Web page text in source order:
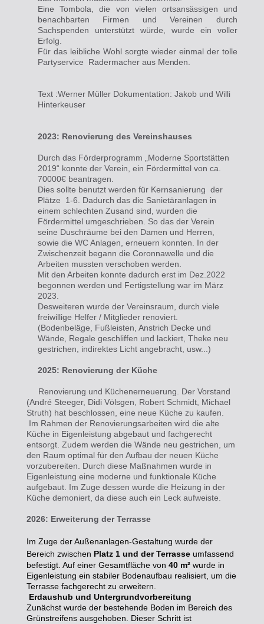
Eine Tombola, die von vielen ortsansässigen und
benachbarten Firmen und Vereinen durch
Sachspenden unterstützt würde, wurde einvoller
Erfolg.
Für das leibliche Wohl sorgte wieder einmal der tolle
Partyservice Radermacher aus Menden.
Text :Werner Müller Dokumentation: Jakob und Willi
Hinterkeuser
2023: Renovierung des Vereinshauses
Durch das Förderprogramm „Moderne Sportstätten
2019“ konnte der Verein, ein Fördermittel von ca.
70000€ beantragen.
Dies sollte benutzt werden für Kernsanierung der
Plätze 1-6. Dadurch das die Sanietäranlagen in
einem schlechten Zusand sind, wurden die
Fördermittel umgeschrieben. So das der Verein
seine Duschräume bei den Damen und Herren,
sowie die WC Anlagen, erneuern konnten. In der
Zwischenzeit begann die Coronnawelle und die
Arbeiten mussten verschoben werden.
Mit den Arbeiten konnte dadurch erst im Dez.2022
begonnen werden und Fertigstellung war im März
2023.
Desweiteren wurde der Vereinsraum, durch viele
freiwillige Helfer / Mitglieder renoviert.
(Bodenbeläge, Fußleisten, Anstrich Decke und
Wände, Regale geschliffen und lackiert, Theke neu
gestrichen, indirektes Licht angebracht, usw...)
2025: Renovierung der Küche
Renovierung und Küchenerneuerung. Der Vorstand
(André Steeger, Didi Völsgen, Robert Schmidt, Michael
Struth) hat beschlossen, eine neue Küche zu kaufen.
Im Rahmen der Renovierungsarbeiten wird die alte
Küche in Eigenleistung abgebaut und fachgerecht
entsorgt. Zudem werden die Wände neu gestrichen, um
den Raum optimal für den Aufbau der neuen Küche
vorzubereiten. Durch diese Maßnahmen wurde in
Eigenleistung eine moderne und funktionale Küche
aufgebaut. Im Zuge dessen wurde die Heizung in der
Küche demoniert, da diese auch ein Leck aufweiste.
2026: Erweiterung der Terrasse
Im Zuge der Außenanlagen-Gestaltung wurde der
Bereich zwischen Platz 1 und der Terrasse umfassend
befestigt. Auf einer Gesamtfläche von 40 m² wurde in
Eigenleistung ein stabiler Bodenaufbau realisiert, um die
Terrasse fachgerecht zu erweitern.
Erdaushub und Untergrundvorbereitung
Zunächst wurde der bestehende Boden im Bereich des
Grünstreifens ausgehoben. Dieser Schritt ist